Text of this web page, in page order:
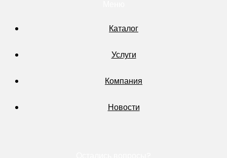
Каталог
Услуги
Компания
Новости